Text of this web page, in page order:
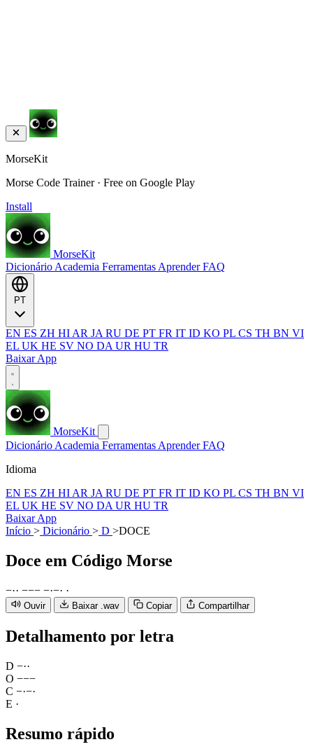
MorseKit
Morse Code Trainer · Free on Google Play
Install
MorseKit
Dicionário Academia Ferramentas AprenderFAQ
EN ES ZH HI AR JA RU DE PT FR IT ID KO PL CS TH BN VI
EL UK HE SV NO DA UR HU TR
Baixar App
MorseKit
Dicionário Academia Ferramentas AprenderFAQ
Idioma
EN ES ZH HI AR JA RU DE PT FR IT ID KO PL CS TH BN VI
EL UK HE SV NO DA UR HU TR
Baixar App
Início > Dicionário > D >DOCE
Doce em Código Morse
−·· −−− −·−· ·
Ouvir Baixar .wav Copiar Compartilhar
Detalhamento por letra
D −··
O −−−
C −·−·
E ·
Resumo rápido